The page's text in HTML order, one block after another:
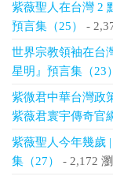
紫薇聖人在台灣 2
預言集（25）
-
世界宗教領袖在台
星明』預言集（23）
紫微君中華台灣政
紫薇君寰宇傳奇官
紫薇聖人今年幾歲
集（27）
- 2,172